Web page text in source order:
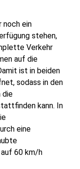
noch ein
stehen,
Verkehr
auf die
ist in beiden
sodass in den
die
kann. In
eine
60 km/h